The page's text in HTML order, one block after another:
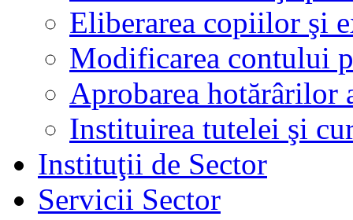
Eliberarea copiilor şi
Modificarea contului
Aprobarea hotărârilor
Instituirea tutelei şi
Instituţii de Sector
Servicii Sector